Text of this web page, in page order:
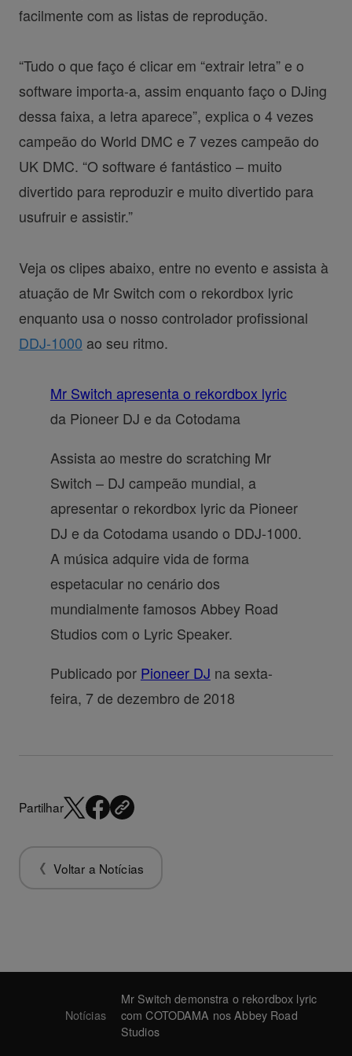
facilmente com as listas de reprodução.
“Tudo o que faço é clicar em “extrair letra” e o
software importa-a, assim enquanto faço o DJing
dessa faixa, a letra aparece”, explica o 4 vezes
campeão do World DMC e 7 vezes campeão do
UK DMC. “O software é fantástico – muito
divertido para reproduzir e muito divertido para
usufruir e assistir.”
Veja os clipes abaixo, entre no evento e assista à
atuação de Mr Switch com o rekordbox lyric
enquanto usa o nosso controlador profissional
DDJ-1000 ao seu ritmo.
Mr Switch apresenta o rekordbox lyric
da Pioneer DJ e da Cotodama
Assista ao mestre do scratching Mr
Switch – DJ campeão mundial, a
apresentar o rekordbox lyric da Pioneer
DJ e da Cotodama usando o DDJ-1000.
A música adquire vida de forma
espetacular no cenário dos
mundialmente famosos Abbey Road
Studios com o Lyric Speaker.
Publicado por Pioneer DJ na sexta-
feira, 7 de dezembro de 2018
Partilhar
Voltar a Notícias
Notícias
Mr Switch demonstra o rekordbox lyric
com COTODAMA nos Abbey Road
Studios